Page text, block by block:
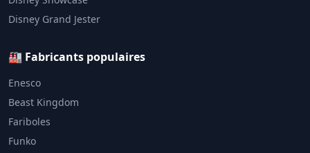
Disney Grand Jester
🏭 Fabricants populaires
Enesco
Beast Kingdom
Fariboles
Funko